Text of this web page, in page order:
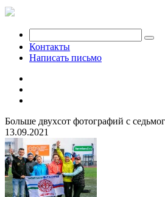
Контакты
Написать письмо
Больше двухсот фотографий с
13.09.2021